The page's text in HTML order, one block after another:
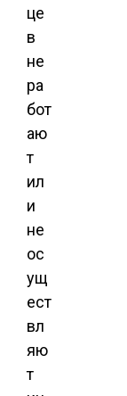
це
в
не
ра
бот
аю
т
ил
и
не
ос
ущ
ест
вл
яю
т